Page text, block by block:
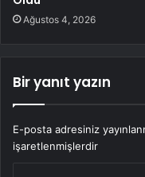
Ağustos 4, 2026
Bir yanıt yazın
E-posta adresiniz
işaretlenmişlerdir